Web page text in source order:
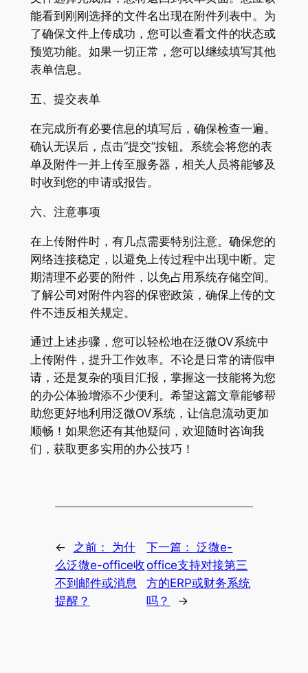
能看到刚刚选择的文件名出现在附件列表中。为
了确保文件上传成功，您可以查看文件的状态或
预览功能。如果一切正常，您可以继续填写其他
表单信息。
五、提交表单
在完成所有必要信息的填写后，确保检查一遍。
确认无误后，点击“提交”按钮。系统会将您的表
单及附件一并上传至服务器，相关人员将能够及
时收到您的申请或报告。
六、注意事项
在上传附件时，有几点需要特别注意。确保您的
网络连接稳定，以避免上传过程中出现中断。定
期清理不必要的附件，以免占用系统存储空间。
了解公司对附件内容的保密政策，确保上传的文
件不违反相关规定。
通过上述步骤，您可以轻松地在泛微OV系统中
上传附件，提升工作效率。不论是日常的请假申
请，还是复杂的项目汇报，掌握这一技能将为您
的办公体验增添不少便利。希望这篇文章能够帮
助您更好地利用泛微OV系统，让信息流动更加
顺畅！如果您还有其他疑问，欢迎随时咨询我
们，获取更多实用的办公技巧！
← 之前： 为什
么泛微e-office收
不到邮件或消息
提醒？
下一篇：
泛微e-
office支持对接第三
方的ERP或财务系统
吗？
→